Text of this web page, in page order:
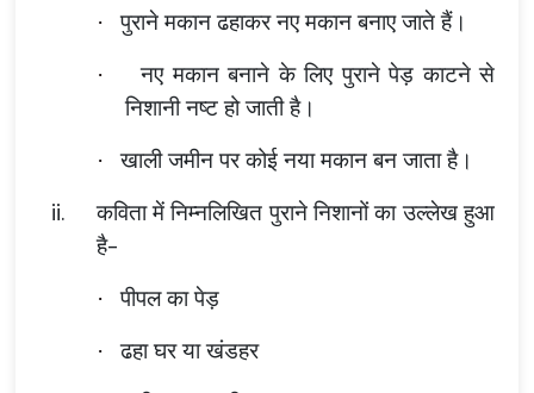
· पुराने मकान ढहाकर नए मकान बनाए जाते हैं।
·
नए मकान बनाने के लिए पुराने पेड़ काटने से
निशानी नष्ट हो जाती है।
·
खाली जमीन पर कोई नया मकान बन जाता है।
ii.
कविता में निम्नलिखित पुराने निशानों का उल्लेख हुआ
है-
· पीपल का पेड़
· ढहा घर या खंडहर